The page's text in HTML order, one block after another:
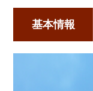
基本情報